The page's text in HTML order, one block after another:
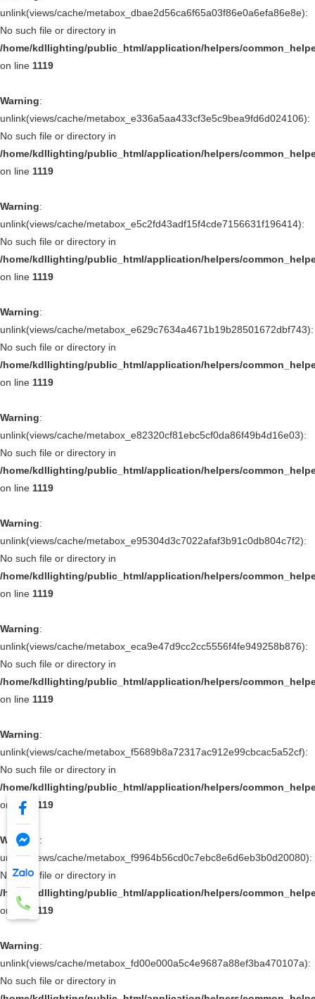
unlink(views/cache/metabox_dbae2d56ca6f65a03f86e0a6efa86e8e):
No such file or directory in
/home/kdllighting/public_html/application/helpers/
on line 1119
Warning:
unlink(views/cache/metabox_e336a5aa433cf3e5c9bea9fd6d024106):
No such file or directory in
/home/kdllighting/public_html/application/helpers/
on line 1119
Warning:
unlink(views/cache/metabox_e5c2fd43adf15f4cde7156631f196414):
No such file or directory in
/home/kdllighting/public_html/application/helpers/
on line 1119
Warning:
unlink(views/cache/metabox_e629c7634a4671b19b28501672dbf743):
No such file or directory in
/home/kdllighting/public_html/application/helpers/
on line 1119
Warning:
unlink(views/cache/metabox_e82320cf81ebc5cf0da86f49b4d16e03):
No such file or directory in
/home/kdllighting/public_html/application/helpers/
on line 1119
Warning:
unlink(views/cache/metabox_e95304d3c7022afaf3b91c0db804c7f2):
No such file or directory in
/home/kdllighting/public_html/application/helpers/
on line 1119
Warning:
unlink(views/cache/metabox_eca9e47d9cc2cc5556f4fe949258b876):
No such file or directory in
/home/kdllighting/public_html/application/helpers/
on line 1119
Warning:
unlink(views/cache/metabox_f5689b8a72317ac912e99cbcac5a52cf):
No such file or directory in
/home/kdllighting/public_html/application/helpers/
on line
1119
Warning :
unlink(views/cache/metabox_f9964b56cd0c7ebc8e6d6eb3b0d20080):
No such file or directory in
/home/kdllighting/public_html/application/helpers/
on line
1119
Warning:
unlink(views/cache/metabox_fd00e000a5c4e9687a88ef3ba470107a):
No such file or directory in